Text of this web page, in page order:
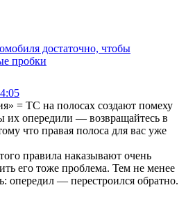
достаточно, чтобы
пробки
= ТС на полосах создают помеху
опередили — возвращайтесь в
что правая полоса для вас уже
правила наказывают очень
его тоже проблема. Тем не менее
опередил — перестроился обратно.